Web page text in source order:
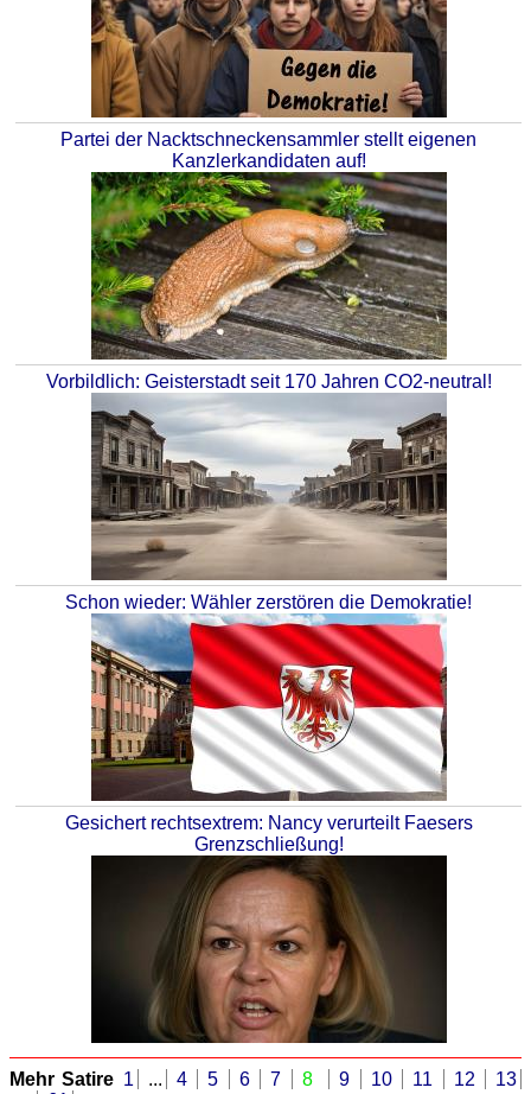
Partei der Nacktschneckensammler stellt eigenen
Kanzlerkandidaten auf!
Vorbildlich: Geisterstadt seit 170 Jahren CO2-neutral!
Schon wieder: Wähler zerstören die Demokratie!
Gesichert rechtsextrem: Nancy verurteilt Faesers
Grenzschließung!
Mehr Satire 1 ... 4 5 6 7 8 9 10 11 12
13